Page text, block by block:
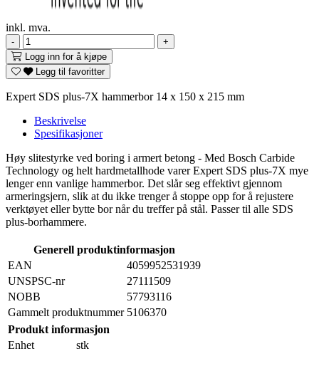
inkl. mva.
-
+
Logg inn for å kjøpe
Legg til favoritter
Expert SDS plus-7X hammerbor 14 x 150 x 215 mm
Beskrivelse
Spesifikasjoner
Høy slitestyrke ved boring i armert betong - Med Bosch Carbide
Technology og helt hardmetallhode varer Expert SDS plus-7X mye
lenger enn vanlige hammerbor. Det slår seg effektivt gjennom
armeringsjern, slik at du ikke trenger å stoppe opp for å rejustere
verktøyet eller bytte bor når du treffer på stål. Passer til alle SDS
plus-borhammere.
Generell produktinformasjon
EAN
4059952531939
UNSPSC-nr
27111509
NOBB
57793116
Gammelt produktnummer 5106370
Produkt informasjon
Enhet
stk